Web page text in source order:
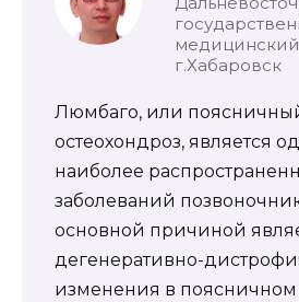
г.Хабаровск
Люмбаго, или
остеохондроз, является
наиболее
заболеваний
основной причиной
дегенеративно-
изменения в поясничном